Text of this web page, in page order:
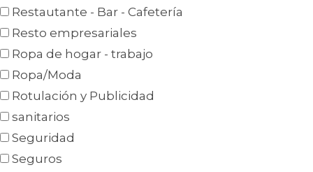
Restautante - Bar - Cafetería
Resto empresariales
Ropa de hogar - trabajo
Ropa/Moda
Rotulación y Publicidad
sanitarios
Seguridad
Seguros